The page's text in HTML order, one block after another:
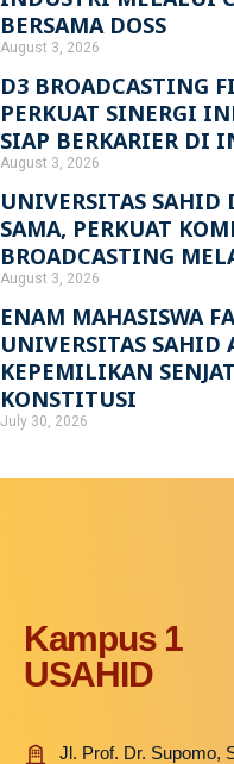
BERSAMA DOSS
August 3, 2026
D3 BROADCASTING
PERKUAT SINERGI
SIAP BERKARIER DI
August 3, 2026
UNIVERSITAS SAHID
SAMA, PERKUAT
BROADCASTING
August 3, 2026
ENAM MAHASISWA
UNIVERSITAS SAHID
KEPEMILIKAN
KONSTITUSI
July 30, 2026
Kampus 1
USAHID
Jl. Prof. Dr. Supomo,